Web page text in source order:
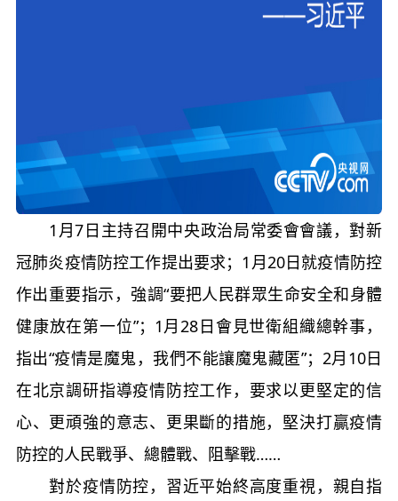
1月7日主持召開中央政治局常委會會議，對新
冠肺炎疫情防控工作提出要求；1月20日就疫情防控
作出重要指示，強調“要把人民群眾生命安全和身體
健康放在第一位”；1月28日會見世衛組織總幹事，
指出“疫情是魔鬼，我們不能讓魔鬼藏匿”；2月10日
在北京調研指導疫情防控工作，要求以更堅定的信
心、更頑強的意志、更果斷的措施，堅決打贏疫情
防控的人民戰爭、總體戰、阻擊戰……
對於疫情防控，習近平始終高度重視，親自指